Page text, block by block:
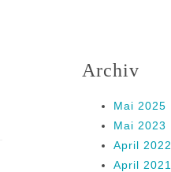
Archiv
Mai 2025
Mai 2023
April 2022
April 2021